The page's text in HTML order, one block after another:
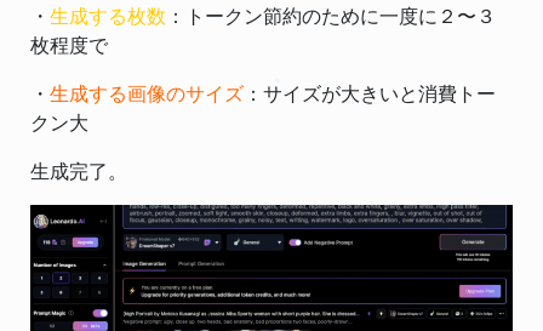
・ 生成する枚数 ：トークン節約のために一度に２〜３
枚程度で
・ 生成する画像のサイズ ：サイズが大きいと消費トー
クン大
生成完了。